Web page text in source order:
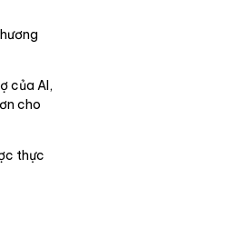
của AI,
cho
thực